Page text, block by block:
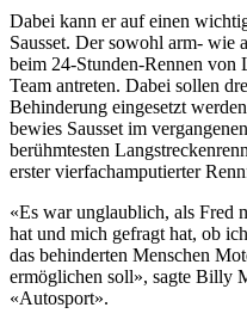
Dabei kann er auf einen
Sausset. Der sowohl arm- wie
beim 24-Stunden-Rennen von
Team antreten. Dabei sollen
Behinderung eingesetzt
bewies Sausset im
berühmtesten
erster vierfachamputierter
«Es war unglaublich, als Fred
hat und mich gefragt hat, ob
das behinderten Menschen
ermöglichen soll», sagte Billy
«Autosport».